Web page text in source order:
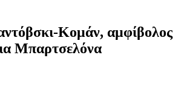
Κομάν, αμφίβολος
Μπαρτσελόνα